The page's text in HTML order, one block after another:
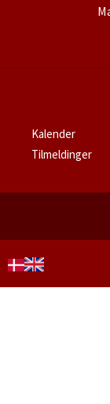
Kalender
Tilmeldinger